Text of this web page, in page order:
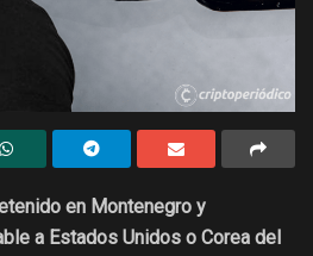
en Montenegro y
a Estados Unidos o Corea del